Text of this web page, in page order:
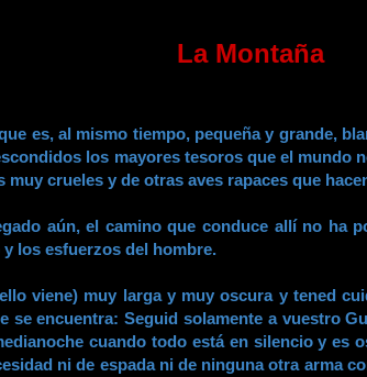
La Montaña
es, al mismo tiempo, pequeña y grande,
los mayores tesoros que el mundo
crueles y de otras aves rapaces que
aún, el camino que conduce allí no ha
los esfuerzos del hombre.
viene) muy larga y muy oscura y tened
encuentra: Seguid solamente a vuestro
cuando todo está en silencio y
ni de espada ni de ninguna otra arma